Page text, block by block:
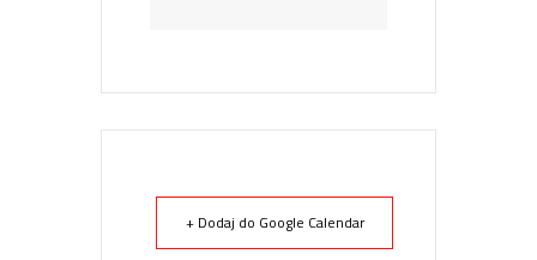
+ Dodaj do Google Calendar